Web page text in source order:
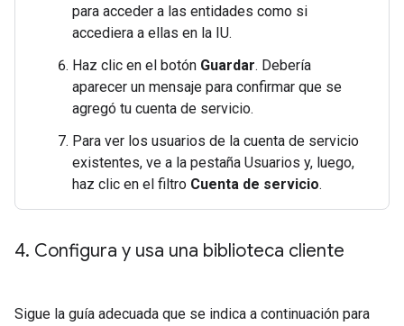
para acceder a las entidades como si
accediera a ellas en la IU.
Haz clic en el botón Guardar. Debería
aparecer un mensaje para confirmar que se
agregó tu cuenta de servicio.
Para ver los usuarios de la cuenta de servicio
existentes, ve a la pestaña Usuarios y, luego,
haz clic en el filtro Cuenta de servicio.
4. Configura y usa una biblioteca cliente
Sigue la guía adecuada que se indica a continuación para